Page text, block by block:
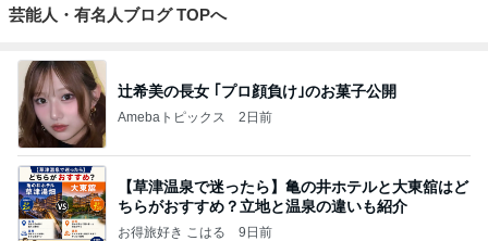
芸能人・有名人ブログ TOPへ
辻希美の長女 ｢プロ顔負け｣のお菓子公開
Amebaトピックス 2日前
【草津温泉で迷ったら】亀の井ホテルと大東舘はど
ちらがおすすめ？立地と温泉の違いも紹介
お得旅好き こはる 9日前